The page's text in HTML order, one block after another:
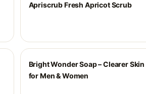
Apriscrub Fresh Apricot Scrub
Bright Wonder Soap – Clearer Skin
for Men & Women